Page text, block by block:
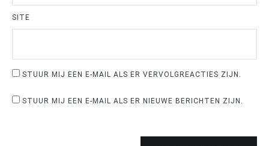
SITE
STUUR MIJ EEN E-MAIL ALS ER VERVOLGREACTIES ZIJN.
STUUR MIJ EEN E-MAIL ALS ER NIEUWE BERICHTEN ZIJN.